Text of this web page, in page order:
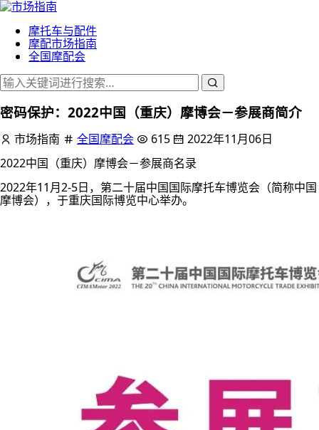
摩托车与配件
摩配市场指南
全国摩配会
密码保护：2022中国（重庆）摩博会－参展商简介
市场指南 全国摩配会 615
2022年11月06日
2022中国（重庆）摩博会－参展商名录
2022年11月2-5日，第二十届中国国际摩托车博览会（简称中国
摩博会），于重庆国际博览中心举办。